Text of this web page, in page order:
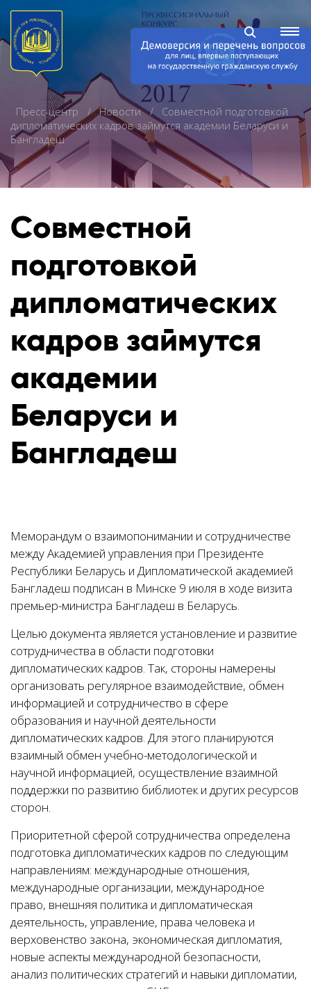
Пресс-центр Новости
Совместной подготовкой
дипломатических кадров займутся академии Беларуси и
Бангладеш
Совместной
подготовкой
дипломатических
кадров займутся
академии
Беларуси и
Бангладеш
Меморандум о взаимопонимании и сотрудничестве
между Академией управления при Президенте
Республики Беларусь и Дипломатической академией
Бангладеш подписан в Минске 9 июля в ходе визита
премьер-министра Бангладеш в Беларусь.
Целью документа является установление и развитие
сотрудничества в области подготовки
дипломатических кадров. Так, стороны намерены
организовать регулярное взаимодействие, обмен
информацией и сотрудничество в сфере
образования и научной деятельности
дипломатических кадров. Для этого планируются
взаимный обмен учебно-методологической и
научной информацией, осуществление взаимной
поддержки по развитию библиотек и других ресурсов
сторон.
Приоритетной сферой сотрудничества определена
подготовка дипломатических кадров по следующим
направлениям: международные отношения,
международные организации, международное
право, внешняя политика и дипломатическая
деятельность, управление, права человека и
верховенство закона, экономическая дипломатия,
новые аспекты международной безопасности,
анализ политических стратегий и навыки дипломатии,